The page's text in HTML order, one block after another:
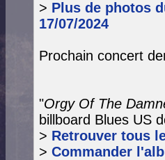
> Plus de photos
17/07/2024
Prochain concert
"Orgy Of The
billboard Blues US
> Retrouver tous
> Commander